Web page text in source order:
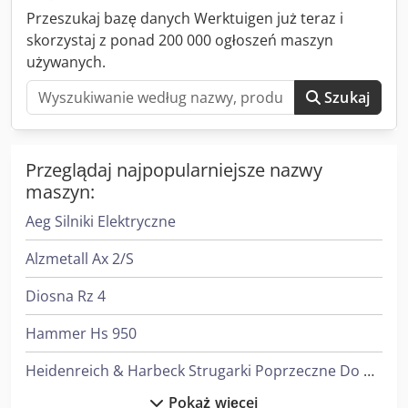
x 2550 mm Wymiary transportowe (szer. x wys. x gł.) 2430 x
1100 x 2700 mm Waga 1660 kg
Przeszukaj bazę danych Werktuigen już teraz i
skorzystaj z ponad 200 000 ogłoszeń maszyn
używanych.
Szukaj
Przeglądaj najpopularniejsze nazwy
maszyn:
Aeg Silniki Elektryczne
Alzmetall Ax 2/S
Diosna Rz 4
Hammer Hs 950
Heidenreich & Harbeck Strugarki Poprzeczne Do Przekładni Zębatych
Pokaż więcej